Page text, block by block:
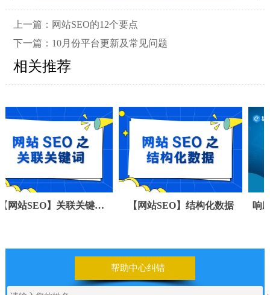
上一篇： 网站SEO的12个要点
下一篇： 10月份平台更新及常见问题
相关推荐
】关联关键词
【网站SEO】结构化数据 响应式移
帮助中心纠错